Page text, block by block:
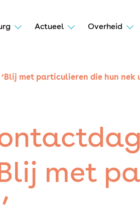
Actueel Overheid
met particulieren die hun nek
met